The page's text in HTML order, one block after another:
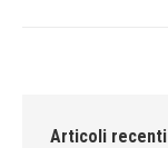
Articoli recenti